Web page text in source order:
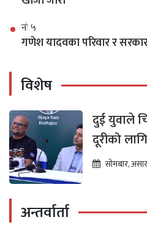
नंः ५
गणेश यादवका परिवार र
विशेष
दुई युवाले
दूरीको
सोमबार,
अन्तर्वार्ता